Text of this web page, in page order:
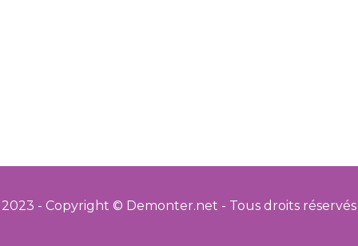
2023 - Copyright © Demonter.net - Tous droits réservés